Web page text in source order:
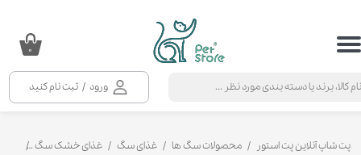
ورود / ثبت نام کنید
حساب کاربری من
خروج از حساب کاربری
۰
پت شاپ آنلاین پت استور محصولات سگ ها غذای سگ غذای خشک سگ